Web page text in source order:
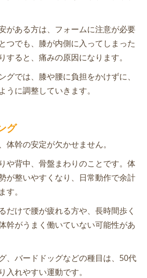
がある方は、フォームに注意が必要
つでも、膝が内側に入ってしまった
すると、痛みの原因になります。
グでは、膝や腰に負担をかけずに、
うに調整していきます。
グ
体幹の安定が欠かせません。
や背中、骨盤まわりのことです。体
が整いやすくなり、日常動作で余計
。
だけで腰が疲れる方や、長時間歩く
幹がうまく働いていない可能性があ
、バードドッグなどの種目は、50代
入れやすい運動です。